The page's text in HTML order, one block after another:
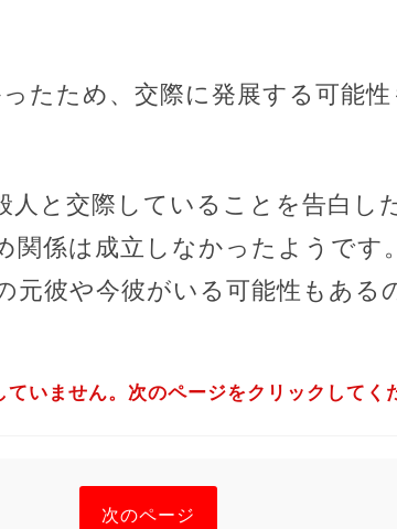
たため、交際に発展する可能
人と交際していることを告白し
関係は成立しなかったようです
元彼や今彼がいる可能性もある
ていません。次のページをクリックしてく
次のページ